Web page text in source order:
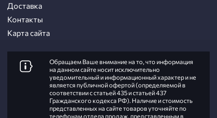
Доставка
Контакты
Карта сайта
Обращаем Ваше внимание на то, что информация
на данном сайте носит исключительно
уведомительный и информационный характер и не
является публичной офертой (определяемой в
соответствии с статьей 435 и статьей 437
Гражданского кодекса РФ). Наличие и стоимость
представленных на сайте товаров уточняйте по
телефонам отдела продаж, представленным в